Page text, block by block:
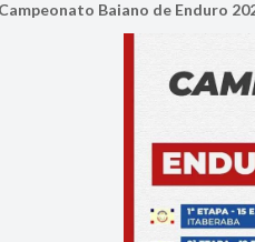
Campeonato Baiano de Enduro